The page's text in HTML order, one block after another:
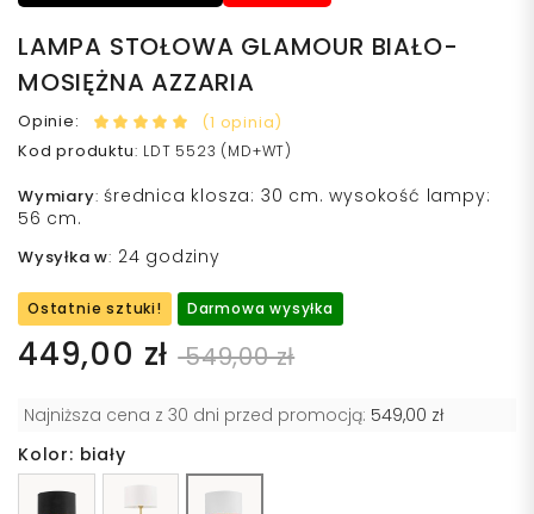
LAMPA STOŁOWA GLAMOUR BIAŁO-
MOSIĘŻNA AZZARIA
Opinie:
(1 opinia)
Kod produktu: LDT 5523 (MD+WT)
Wymiary: średnica klosza: 30 cm. wysokość lampy:
56 cm.
Wysyłka w: 24 godziny
Ostatnie sztuki! Darmowa wysyłka
449,00 zł 549,00 zł
Najniższa cena z 30 dni przed promocją: 549,00 zł
Kolor: biały